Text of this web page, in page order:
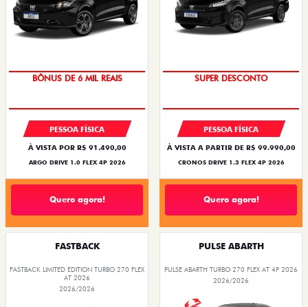
TAXA ZERO
PESSOA FÍSICA
À VISTA POR R$ 91.490,00
ARGO DRIVE 1.0 FLEX 4P 2026
Quero agora!
BÔNUS DE ATÉ R$ 14 MIL
PESSOA FÍSICA
À VISTA A PARTIR DE R$ 99.990,00
CRONOS DRIVE 1.3 FLEX 4P 2026
Quero agora!
FASTBACK
FASTBACK LIMITED EDITION TURBO 270 FLEX
AT 2026
2026/2026
PULSE ABARTH
PULSE ABARTH TURBO 270 FLEX AT 4P 2026
2026/2026